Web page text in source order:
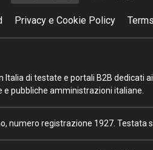
Privacy e Cookie Policy
Italia di testate e portali B2B dedicati
pubbliche amministrazioni italiane.
numero registrazione 1927. Testata